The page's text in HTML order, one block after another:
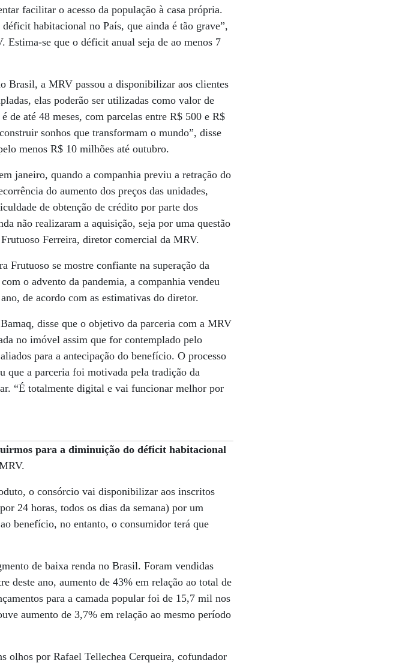
facilitar o acesso da população à casa própria.
habitacional no País, que ainda é tão grave”,
se que o déficit anual seja de ao menos 7
Brasil, a MRV passou a disponibilizar aos clientes
elas poderão ser utilizadas como valor de
de até 48 meses, com parcelas entre R$ 500 e R$
sonhos que transformam o mundo”, disse
menos R$ 10 milhões até outubro.
janeiro, quando a companhia previu a retração do
do aumento dos preços das unidades,
de obtenção de crédito por parte dos
não realizaram a aquisição, seja por uma questão
Ferreira, diretor comercial da MRV.
Frutuoso se mostre confiante na superação da
o advento da pandemia, a companhia vendeu
de acordo com as estimativas do diretor.
disse que o objetivo da parceria com a MRV
no imóvel assim que for contemplado pelo
para a antecipação do benefício. O processo
a parceria foi motivada pela tradição da
“É totalmente digital e vai funcionar melhor por
para a diminuição do déficit habitacional
o consórcio vai disponibilizar aos inscritos
24 horas, todos os dias da semana) por um
benefício, no entanto, o consumidor terá que
de baixa renda no Brasil. Foram vendidas
deste ano, aumento de 43% em relação ao total de
para a camada popular foi de 15,7 mil nos
aumento de 3,7% em relação ao mesmo período
olhos por Rafael Tellechea Cerqueira, cofundador